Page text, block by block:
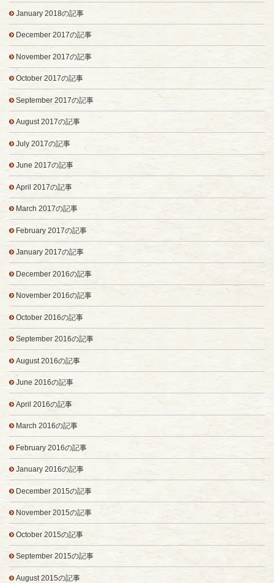
January 2018の記事
December 2017の記事
November 2017の記事
October 2017の記事
September 2017の記事
August 2017の記事
July 2017の記事
June 2017の記事
April 2017の記事
March 2017の記事
February 2017の記事
January 2017の記事
December 2016の記事
November 2016の記事
October 2016の記事
September 2016の記事
August 2016の記事
June 2016の記事
April 2016の記事
March 2016の記事
February 2016の記事
January 2016の記事
December 2015の記事
November 2015の記事
October 2015の記事
September 2015の記事
August 2015の記事